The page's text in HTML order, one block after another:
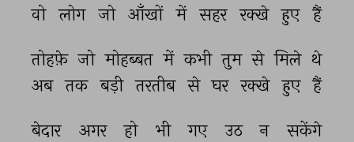
वो लोग जो आँखों में सहर रक्खे हुए हैं
तोहफ़े जो मोहब्बत में कभी तुम से मिले थे
अब तक बड़ी तरतीब से घर रक्खे हुए हैं
बेदार अगर हो भी गए उठ न
सकेंगे